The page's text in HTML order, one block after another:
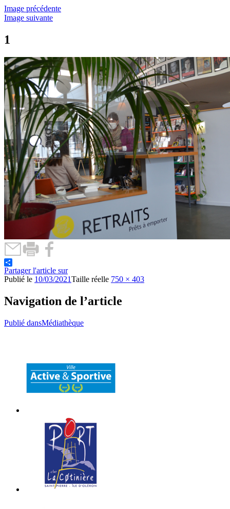
Image précédente
Image suivante
1
Partager l'article sur
Publié le 10/03/2021Taille réelle 750 × 403
Navigation de l’article
Publié dansMédiathèque